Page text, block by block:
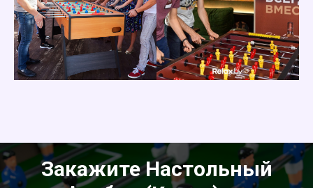
Закажите Настольный